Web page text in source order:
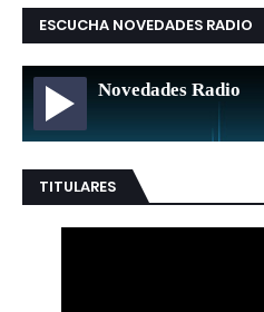
ESCUCHA NOVEDADES RADIO
Novedades Radio
TITULARES